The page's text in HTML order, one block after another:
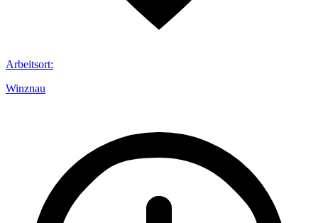
Arbeitsort:
Winznau